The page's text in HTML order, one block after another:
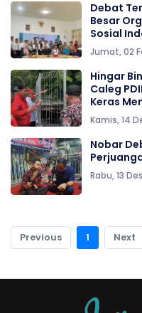
Debat
Besar
Sosial
Jumat, 02
Hingar
Caleg
Keras
Kamis, 14
Nobar
Rabu, 13
Previous 1 Next